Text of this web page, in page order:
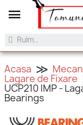
+40 753.042.505
Acasa
Lagare de Fixare
UCP210 IMP -
Bearings